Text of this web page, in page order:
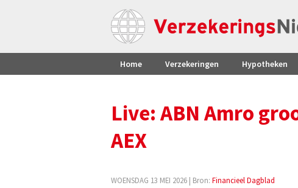
Home Verzekeringen Hypotheken
Live: ABN Amro
AEX
WOENSDAG 13 MEI 2026 | Bron: Financieel Dagblad